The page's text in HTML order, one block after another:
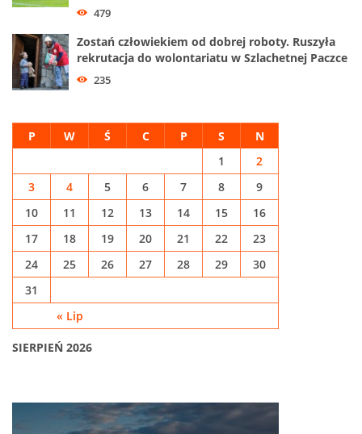
479
Zostań człowiekiem od dobrej roboty. Ruszyła
rekrutacja do wolontariatu w Szlachetnej Paczce
235
SIERPIEŃ 2026
P W Ś C P S N
« Lip
1
2
3
4 5 6 7 8
9
10
11 12 13 14 15
16
17
18 19 20 21 22
23
24
25 26 27 28 29
30
31